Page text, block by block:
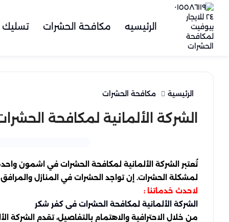
الرئيسيه مكافحة الحشرات
الرئيسية مكافحة الحشرات
الشركة الألمانية لمكافحة الحشرات في
تُعتبر الشركة الألمانية لمكافحة الحشرات في اشمون
لمشكلة الحشرات. إن تواجد الحشرات في المنازل
لاحدث خدماتنا :
الشركة الألمانية لمكافحة الحشرات فى كفر شكر
من خلال الاحترافية والاهتمام بالتفاصيل، تقدم